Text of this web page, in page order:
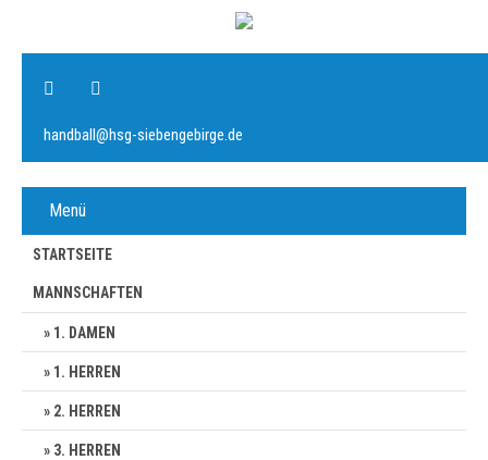
handball@hsg-siebengebirge.de
Menü
STARTSEITE
MANNSCHAFTEN
1. DAMEN
1. HERREN
2. HERREN
3. HERREN